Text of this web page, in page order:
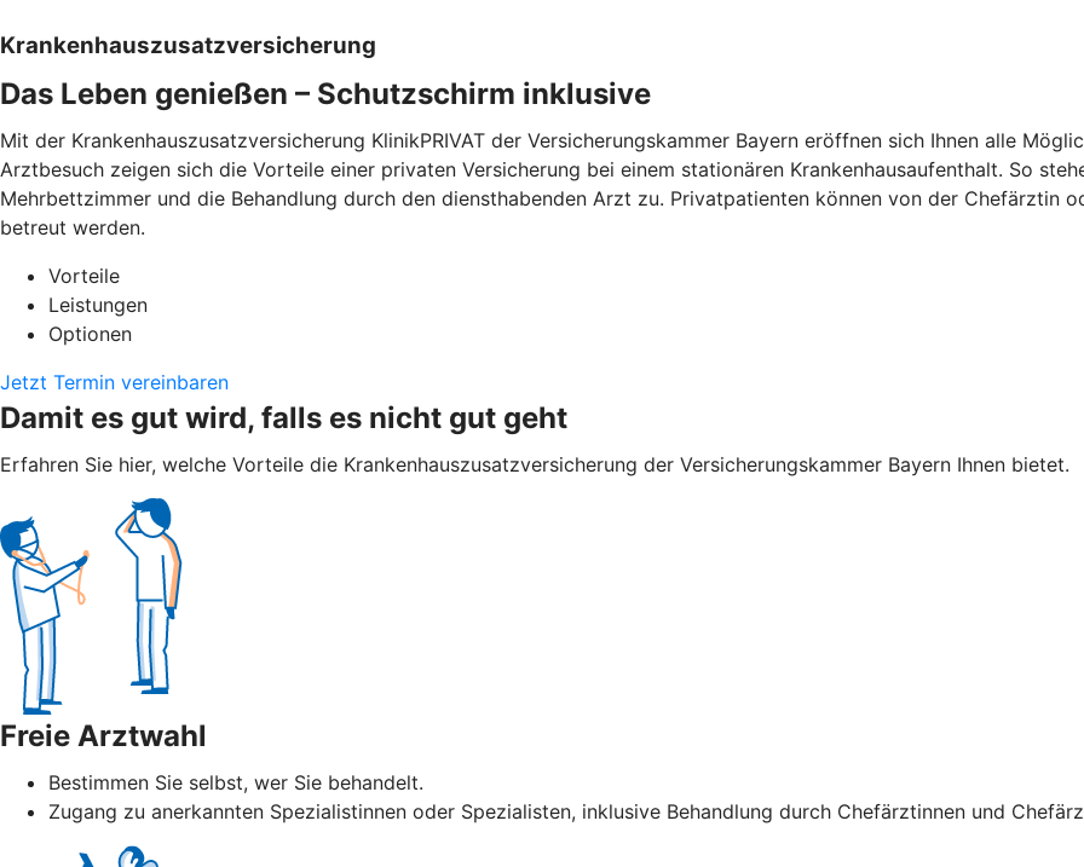
Krankenhauszusatzversicherung
Das Leben genießen – Schutzschirm inklusive
Mit der Krankenhauszusatzversicherung KlinikPRIVAT der Versicherungskammer Bayern eröffnen sich Ihnen alle
Arztbesuch zeigen sich die Vorteile einer privaten Versicherung bei einem stationären Krankenhausaufenthalt. So
Mehrbettzimmer und die Behandlung durch den diensthabenden Arzt zu. Privatpatienten können von der Chefärztin
betreut werden.
Vorteile
Leistungen
Optionen
Jetzt Termin vereinbaren
Damit es gut wird, falls es nicht gut geht
Erfahren Sie hier, welche Vorteile die Krankenhauszusatzversicherung der Versicherungskammer Bayern Ihnen bietet.
Freie Arztwahl
Bestimmen Sie selbst, wer Sie behandelt.
Zugang zu anerkannten Spezialistinnen oder Spezialisten, inklusive Behandlung durch Chefärztinnen und